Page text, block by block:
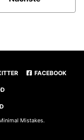
FACEBOOK
Mistakes.